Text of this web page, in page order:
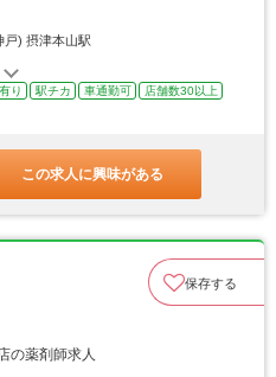
戸) 摂津本山駅
り 駅チカ 車通勤可
店舗数30以上
この求人に興味がある
保存する
の薬剤師求人